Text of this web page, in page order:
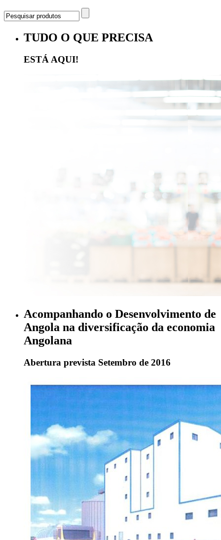
TUDO O QUE PRECISA
ESTÁ AQUI!
Acompanhando o Desenvolvimento de
Angola na diversificação da economia
Angolana
Abertura prevista Setembro de 2016